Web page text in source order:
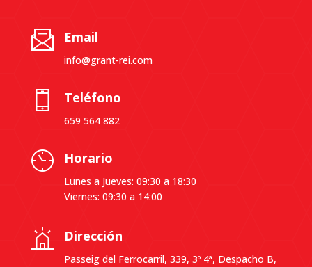
Email
info@grant-rei.com
Teléfono
659 564 882
Horario
Lunes a Jueves: 09:30 a 18:30
Viernes: 09:30 a 14:00
Dirección
Passeig del Ferrocarril, 339, 3º 4ª, Despacho B,